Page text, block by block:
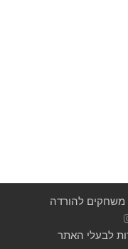
משחקים להורדה